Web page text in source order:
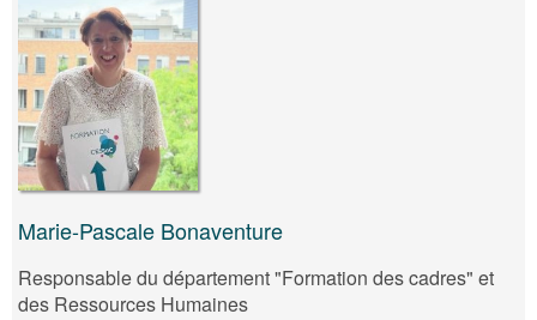
Marie-Pascale Bonaventure
Responsable du département "Formation des cadres" et
des Ressources Humaines